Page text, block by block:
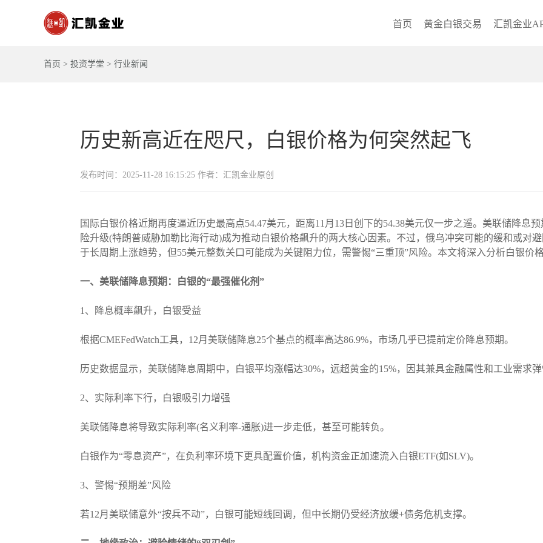
首页 黄金白银交易 汇凯金业
首页 > 投资学堂 > 行业新闻
历史新高近在咫尺，白银价格为何突然起飞
发布时间：2025-11-28 16:15:25 作者：汇凯金业原创
国际白银价格近期再度逼近历史最高点54.47美元，距离11月13日创下的54.38美元仅一步之遥。美联储降息
险升级(特朗普威胁加勒比海行动)成为推动白银价格飙升的两大核心因素。不过，俄乌冲突可能的缓和或对
于长周期上涨趋势，但55美元整数关口可能成为关键阻力位，需警惕“三重顶”风险。本文将深入分析白银价
一、美联储降息预期：白银的“最强催化剂”
1、降息概率飙升，白银受益
根据CMEFedWatch工具，12月美联储降息25个基点的概率高达86.9%，市场几乎已提前定价降息预期。
历史数据显示，美联储降息周期中，白银平均涨幅达30%，远超黄金的15%，因其兼具金融属性和工业需求
2、实际利率下行，白银吸引力增强
美联储降息将导致实际利率(名义利率-通胀)进一步走低，甚至可能转负。
白银作为“零息资产”，在负利率环境下更具配置价值，机构资金正加速流入白银ETF(如SLV)。
3、警惕“预期差”风险
若12月美联储意外“按兵不动”，白银可能短线回调，但中长期仍受经济放缓+债务危机支撑。